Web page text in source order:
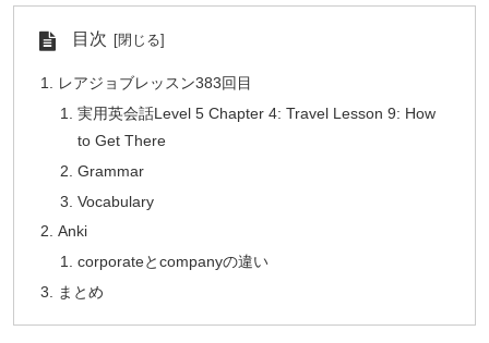
目次
レアジョブレッスン383回目
実用英会話Level 5 Chapter 4: Travel Lesson 9: How
to Get There
Grammar
Vocabulary
Anki
corporateとcompanyの違い
まとめ